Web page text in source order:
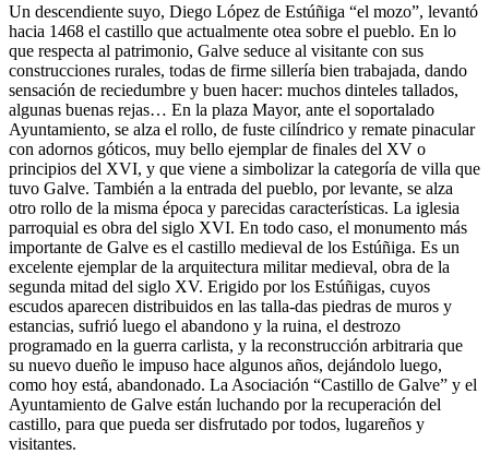
Un descendiente suyo, Diego López de Estúñiga “el mozo”, levantó
hacia 1468 el castillo que actualmente otea sobre el pueblo. En lo
que respecta al patrimonio, Galve seduce al visitante con sus
construcciones rurales, todas de firme sillería bien trabajada, dando
sensación de reciedumbre y buen hacer: muchos dinteles tallados,
algunas buenas rejas… En la plaza Mayor, ante el soportalado
Ayuntamiento, se alza el rollo, de fuste cilíndrico y remate pinacular
con adornos góticos, muy bello ejemplar de finales del XV o
principios del XVI, y que viene a simbolizar la categoría de villa que
tuvo Galve. También a la entrada del pueblo, por levante, se alza
otro rollo de la misma época y parecidas características. La iglesia
parroquial es obra del siglo XVI. En todo caso, el monumento más
importante de Galve es el castillo medieval de los Estúñiga. Es un
excelente ejemplar de la arquitectura militar medieval, obra de la
segunda mitad del siglo XV. Erigido por los Estúñigas, cuyos
escudos aparecen distribuidos en las talla-das piedras de muros y
estancias, sufrió luego el abandono y la ruina, el destrozo
programado en la guerra carlista, y la reconstrucción arbitraria que
su nuevo dueño le impuso hace algunos años, dejándolo luego,
como hoy está, abandonado. La Asociación “Castillo de Galve” y el
Ayuntamiento de Galve están luchando por la recuperación del
castillo, para que pueda ser disfrutado por todos, lugareños y
visitantes.